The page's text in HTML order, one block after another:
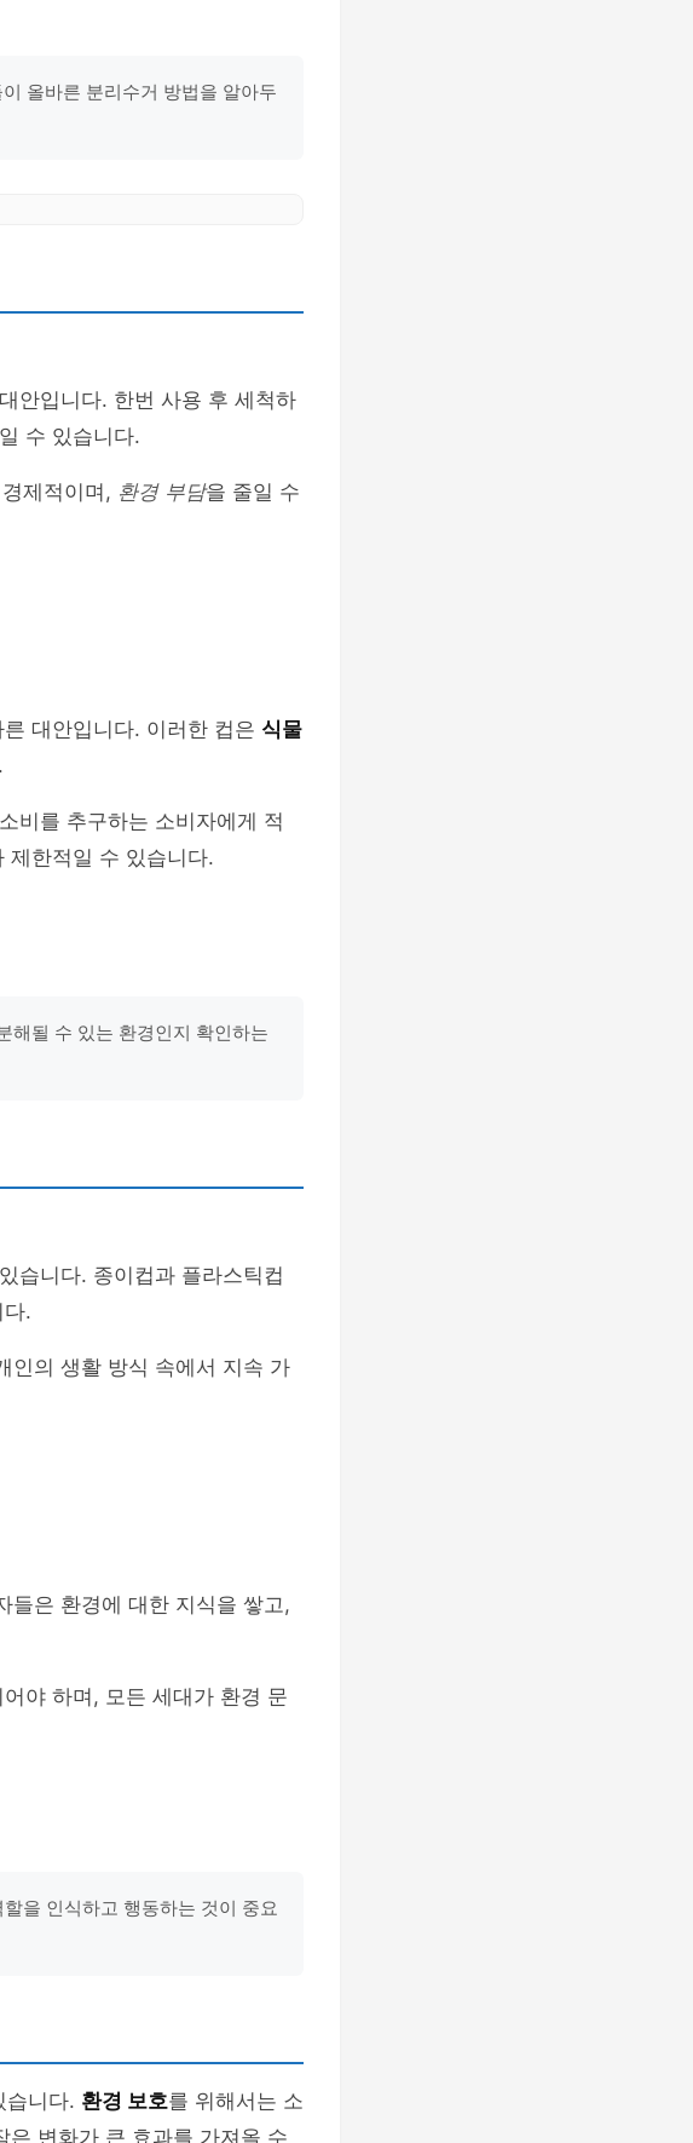
올바른 분리수거 방법을 알아두
안입니다. 한번 사용 후 세척하
수 있습니다.
제적이며, 환경 부담을 줄일 수
대안입니다. 이러한 컵은 식물
비를 추구하는 소비자에게 적
제한적일 수 있습니다.
해될 수 있는 환경인지 확인하는
습니다. 종이컵과 플라스틱컵
.
인의 생활 방식 속에서 지속 가
들은 환경에 대한 지식을 쌓고,
야 하며, 모든 세대가 환경 문
을 인식하고 행동하는 것이 중요
습니다. 환경 보호를 위해서는 소
변화가 큰 효과를 가져올 수